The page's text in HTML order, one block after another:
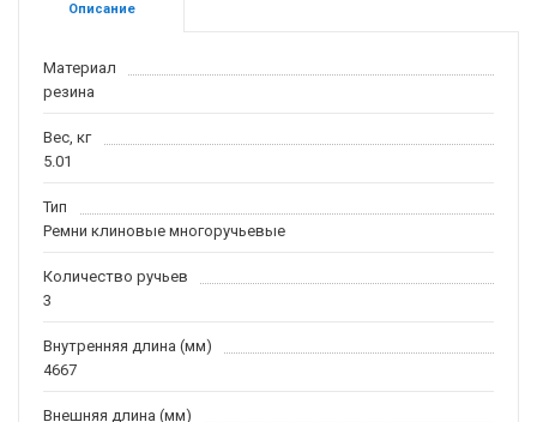
Описание
Материал
резина
Вес, кг
5.01
Тип
Ремни клиновые многоручьевые
Количество ручьев
3
Внутренняя длина (мм)
4667
Внешняя длина (мм)